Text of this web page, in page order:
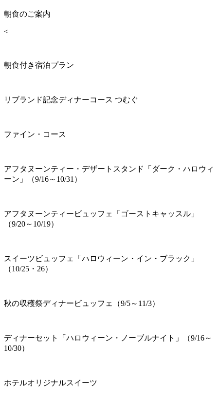
朝食のご案内
<
朝食付き宿泊プラン
リブランド記念ディナーコース つむぐ
ファイン・コース
アフタヌーンティー・デザートスタンド「ダーク・ハロウィ
ーン」（9/16～10/31）
アフタヌーンティービュッフェ「ゴーストキャッスル」
（9/20～10/19）
スイーツビュッフェ「ハロウィーン・イン・ブラック」
（10/25・26）
秋の収穫祭ディナービュッフェ（9/5～11/3）
ディナーセット「ハロウィーン・ノーブルナイト」（9/16～
10/30）
ホテルオリジナルスイーツ